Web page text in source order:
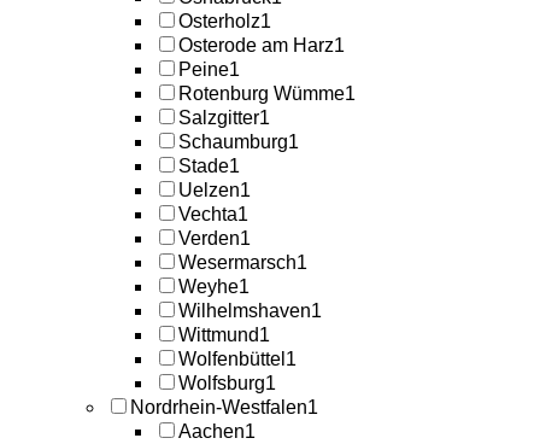
Osterholz1
Osterode am Harz1
Peine1
Rotenburg Wümme1
Salzgitter1
Schaumburg1
Stade1
Uelzen1
Vechta1
Verden1
Wesermarsch1
Weyhe1
Wilhelmshaven1
Wittmund1
Wolfenbüttel 1
Wolfsburg1
Nordrhein-Westfalen1
Aachen1